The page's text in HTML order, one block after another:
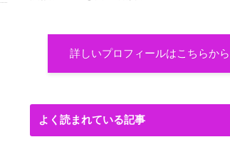
詳しいプロフィールはこちらから
よく読まれている記事